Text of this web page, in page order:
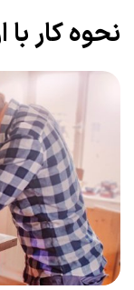
نحوه کار با